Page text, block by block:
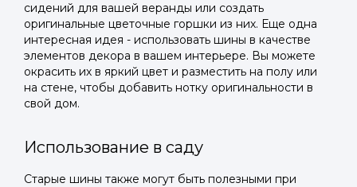
сидений для вашей веранды или создать
оригинальные цветочные горшки из них. Еще одна
интересная идея - использовать шины в качестве
элементов декора в вашем интерьере. Вы можете
окрасить их в яркий цвет и разместить на полу или
на стене, чтобы добавить нотку оригинальности в
свой дом.
Использование в саду
Старые шины также могут быть полезными при